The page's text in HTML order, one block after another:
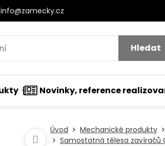
info@zamecky.cz
Hledat
Novinky, reference
Úvod Mechanické produkty
Samostatná tělesa zavíračů